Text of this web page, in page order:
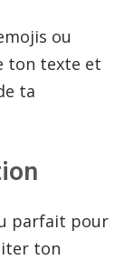
ou
ton texte et
ta
parfait pour
ton